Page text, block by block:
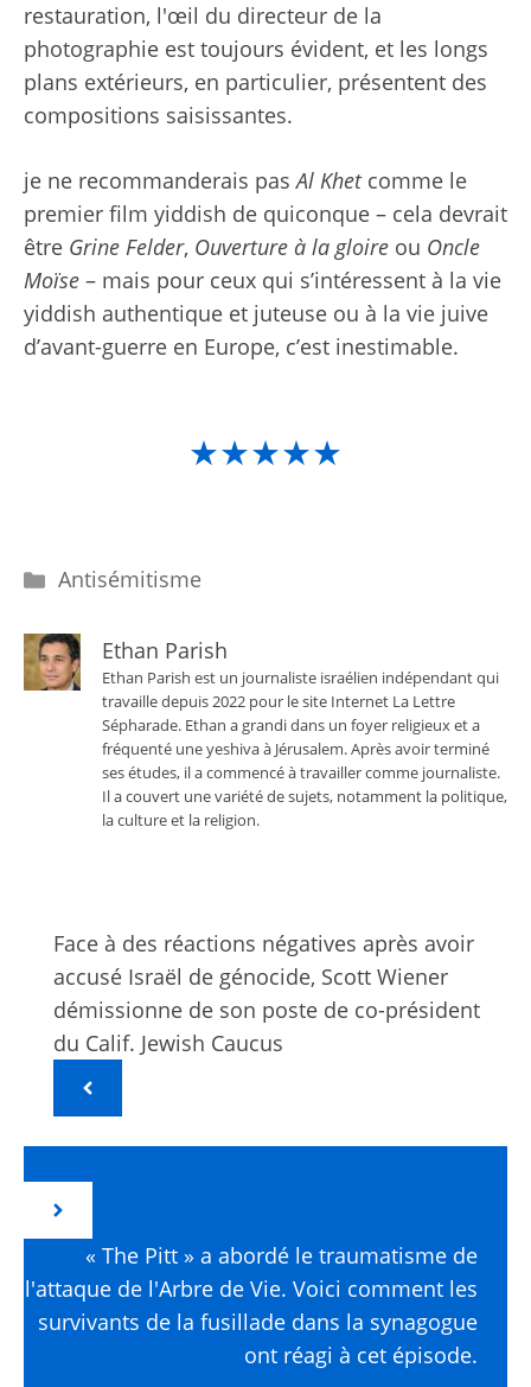
restauration, l'œil du directeur de la
photographie est toujours évident, et les longs
plans extérieurs, en particulier, présentent des
compositions saisissantes.
je ne recommanderais pasAl Khet comme le
premier film yiddish de quiconque – cela devrait
être Grine Felder, Ouverture à la gloire ou Oncle
Moïse – mais pour ceux qui s’intéressent à la vie
yiddish authentique et juteuse ou à la vie juive
d’avant-guerre en Europe, c’est inestimable.
★★★★★
Catégories
Antisémitisme
Ethan Parish
Ethan Parish est un journaliste israélien indépendant qui
travaille depuis 2022 pour le site Internet La Lettre
Sépharade. Ethan a grandi dans un foyer religieux et a
fréquenté une yeshiva à Jérusalem. Après avoir terminé
ses études, il a commencé à travailler comme journaliste.
Il a couvert une variété de sujets, notamment la politique,
la culture et la religion.
Face à des réactions négatives après avoir
accusé Israël de génocide, Scott Wiener
démissionne de son poste de co-président
du Calif. Jewish Caucus
« The Pitt » a abordé le traumatisme de
l'attaque de l'Arbre de Vie. Voici comment les
survivants de la fusillade dans la synagogue
ont réagi à cet épisode.